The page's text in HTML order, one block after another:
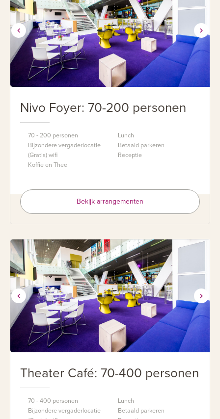
Nivo Foyer: 70-200 personen
70 - 200 personen
Bijzondere vergaderlocatie
(Gratis) wifi
Koffie en Thee
Lunch
Betaald parkeren
Receptie
Bekijk arrangementen
Theater Café: 70-400 personen
70 - 400 personen
Bijzondere vergaderlocatie
Lunch
Betaald parkeren